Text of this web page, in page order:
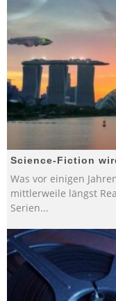
Science-Fiction
Was vor einigen
mittlerweile längst
Serien...